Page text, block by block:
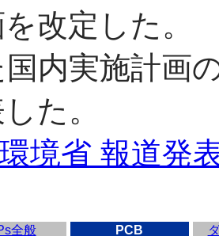
を改定した。
国内実施計画
た。
環境省 報道発
全般 PCB